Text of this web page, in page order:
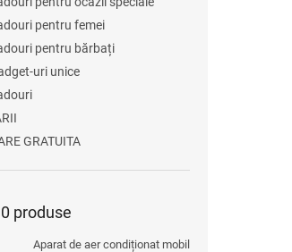
pentru femei
pentru bărbați
uri unice
GRATUITA
produse
Aparat de aer condiționat mobil